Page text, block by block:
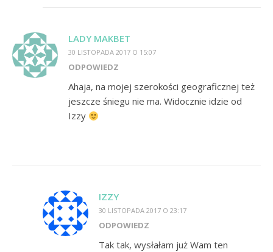
LADY MAKBET
30 LISTOPADA 2017 O 15:07
ODPOWIEDZ
Ahaja, na mojej szerokości geograficznej też
jeszcze śniegu nie ma. Widocznie idzie od
Izzy
IZZY
30 LISTOPADA 2017 O 23:17
ODPOWIEDZ
Tak tak, wysłałam już Wam ten